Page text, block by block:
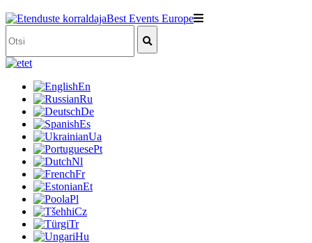
et
En
Ru
De
Es
Ua
Pt
Nl
Fr
Et
Pl
Cz
Tr
Hu